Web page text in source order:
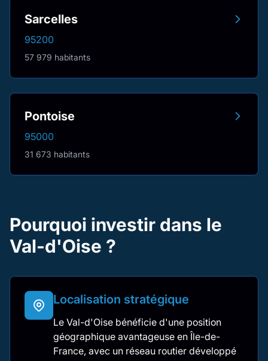
Sarcelles
95200
57 979 habitants
Pontoise
95000
31 673 habitants
Pourquoi investir dans le
Val-d'Oise ?
Localisation stratégique
Le Val-d'Oise bénéficie d'une position
géographique avantageuse en Île-de-
France, avec un réseau routier développé